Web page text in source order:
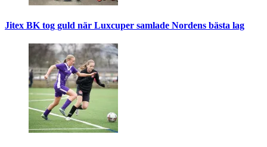
Jitex BK tog guld när Luxcuper samlade Nordens bästa lag